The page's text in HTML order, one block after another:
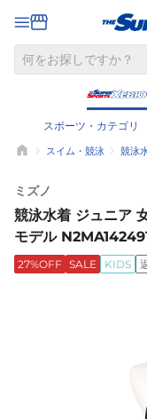
スポーツ・カテゴリ
スイム・競泳 競泳
ミズノ
競泳水着 ジュニア
モデル
27%OFF SALE KIDS